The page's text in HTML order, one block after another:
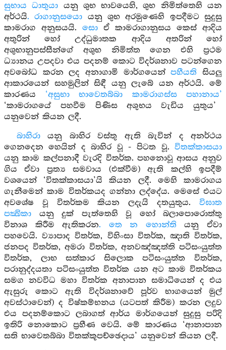
සුභාය ධාතුයා යනු ශුභ භාවයෙහි, ශුභ නිමිත්තෙහි යන
අර්ථයි. රාගානුසයො යනු ශුභ අරමුණෙහි ඉපදීමට සුදුසු
කාමරාග අනුසයයි. සො ඒ කාමරාගානුසය කෙස් ආදිය
අතුරින් හෝ උද්ධුමාතක ආදිය අතරින් හෝ
අශුභානුපස්සීන්ගේ අශුභ නිමිත්ත ගෙන එහි ප්‍රථම
ධ්‍යානය උපදවා එය පදනම් කොට විදර්ශනාව පටන්ගෙන
අවබෝධ කරන ලද අනාගාමි මාර්ගයෙන්පහීයති සියලු
ආකාරයෙන් සහමුලින් සිඳී යනු ලැබේ යන අර්ථයි. මේ
කාරණය ‘අසුභා භාවෙතබ්බා කාමරාගස්ස පහානාය’
‘කාමරාගයේ පහවීම පිණිස අශුභය වැඩිය යුතුය’
යනුවෙන් කියන ලදී.
බාහිරායනු බාහිර වස්තු ඇති බැවින් ද අනර්ථය
ගෙනදෙන හෙයින් ද බාහිර වූ - පිටත වූ. විතක්කාසයා
යනු කාම කල්පනාදී වැරදි විතර්ක. පහනොවූ ආසය අනුව
ගිය ඒවා ප්‍රත්‍ය සමවාය (එක්වීම) ඇති කල්හි ඉපදීම්
වශයෙන් ‘විතක්කාසයා’යි කියන ලදී. මෙහි කාමරාගය
ගැනීමෙන් කාම විතර්කයද ගන්නා ලද්දේය. මෙසේ එයට
අවශේෂ වූ විතර්කම කියන ලදැයි දතයුතුය. විඝාත
පක්‍ඛිකා යනු දුක් පැත්තෙහි වූ හෝ බලාපොරොත්තු
විනාශ කිරීම ඇතිකරන. තෙ න හොන්ති යනු ඒවා
පහවෙයි. ව්‍යාපාද විතර්ක, විහිංසා විතර්ක, ඤාති විතර්ක,
ජනපද විතර්ක, අමරා විතර්ක, අනවඤ්ඤත්ති පටිසංයුත්ත
විතර්ක, ලාභ සත්කාර සිලොක පටිසංයුත්ත විතර්ක,
පරානුද්දයතා පටිසංයුත්ත විතර්ක යන අට කාම විතර්කය
සමග නවවිධ මහා විතර්ක අනාපාන සමාධියෙන් ද එය
ඇසුරු කොට ඇති විදර්ශනාවේ පූර්ව භාගයෙන් මුල්
අවස්ථාවෙන්) ද විෂ්කම්භනය (යටපත් කිරීම) කරන ලදුව
එය පදනම්කොට ලබාගත් ආර්ය මාර්ගයෙන් සුදුසු පරිදි
ඉතිරි නොකොට ප්‍රහීණ වෙයි. මේ කාරණය ‘ආනාපාන
සති භාවෙතබ්බා විතක්කූපච්ඡෙදාය’ යනුවෙන් කියන ලදී.